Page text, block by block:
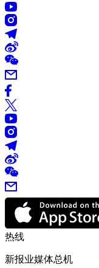
热线
新报业媒体总机